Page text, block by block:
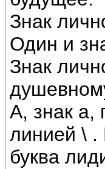
Знак
Один и
Знак
А, знак а,
линией \ .
буква